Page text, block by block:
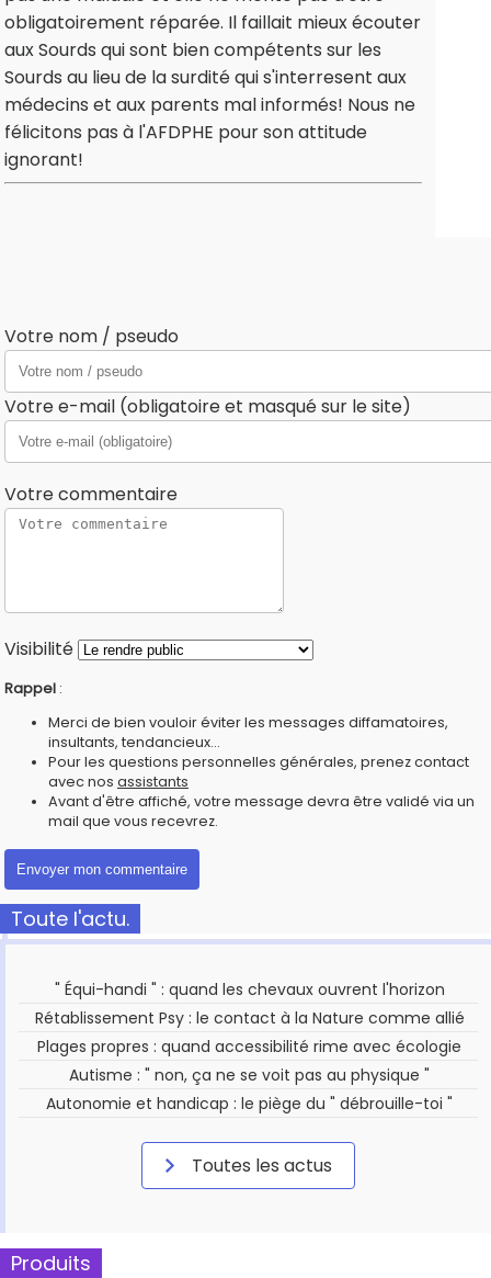
obligatoirement réparée. Il faillait mieux écouter
aux Sourds qui sont bien compétents sur les
Sourds au lieu de la surdité qui s'interresent aux
médecins et aux parents mal informés! Nous ne
félicitons pas à l'AFDPHE pour son attitude
ignorant!
Votre nom / pseudo
Votre e-mail (obligatoire et masqué sur le site)
Votre commentaire
Visibilité
Rappel :
Merci de bien vouloir éviter les messages diffamatoires,
insultants, tendancieux...
Pour les questions personnelles générales, prenez contact
avec nos assistants
Avant d'être affiché, votre message devra être validé via un
mail que vous recevrez.
Toute l'actu.
" Équi-handi " : quand les chevaux ouvrent l'horizon
Rétablissement Psy : le contact à la Nature comme allié
Plages propres : quand accessibilité rime avec écologie
Autisme : " non, ça ne se voit pas au physique "
Autonomie et handicap : le piège du " débrouille-toi "
Toutes les actus
Produits